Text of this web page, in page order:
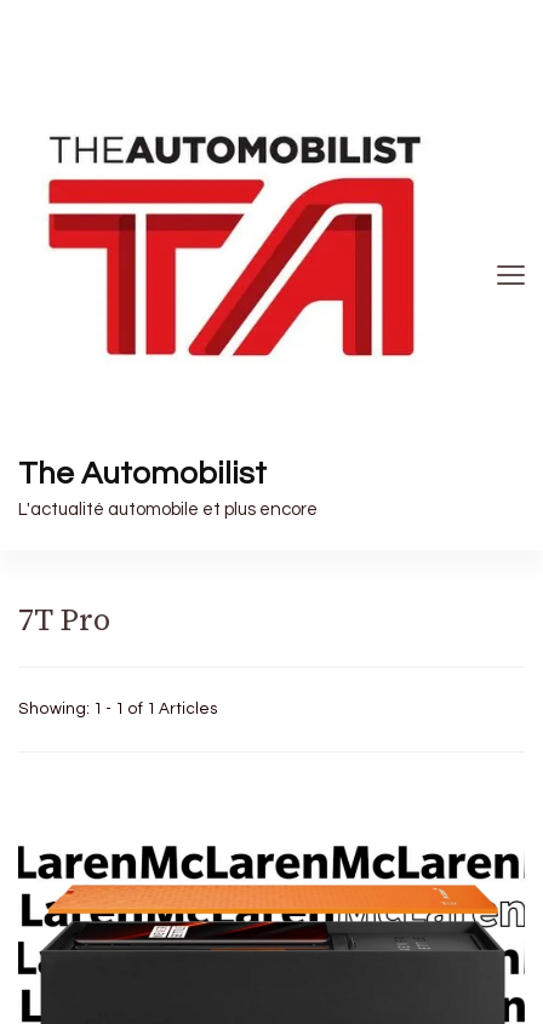
The Automobilist
L'actualité automobile et plus encore
7T Pro
Showing: 1 - 1 of 1 Articles